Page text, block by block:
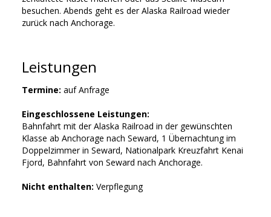
besuchen. Abends geht es der Alaska Railroad wieder
zurück nach Anchorage.
Leistungen
Termine: auf Anfrage
Eingeschlossene Leistungen:
Bahnfahrt mit der Alaska Railroad in der gewünschten
Klasse ab Anchorage nach Seward, 1 Übernachtung im
Doppelzimmer in Seward, Nationalpark Kreuzfahrt Kenai
Fjord, Bahnfahrt von Seward nach Anchorage.
Nicht enthalten: Verpflegung